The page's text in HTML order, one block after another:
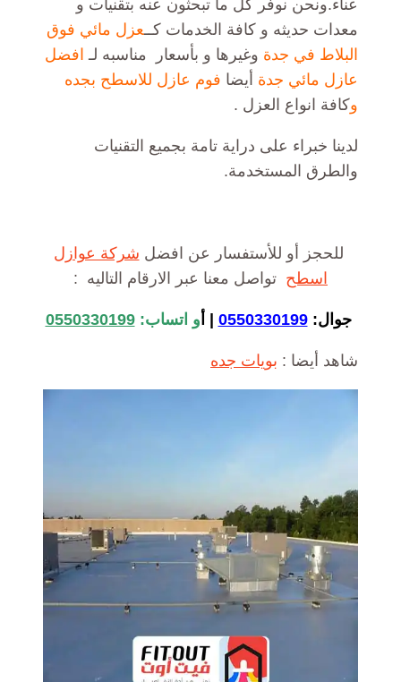
عناء.ونحن نوفر كل ما تبحثون عنه بتقنيات و
معدات حديثه و كافة الخدمات كــعزل مائي فوق
البلاط في جدة وغيرها و بأسعار مناسبه لـ افضل
عازل مائي جدة أيضا فوم عازل للاسطح بجده
وكافة انواع العزل .
لدينا خبراء على دراية تامة بجميع التقنيات
والطرق المستخدمة.
للحجز أو للأستفسار عن افضل شركة عوازل
اسطح تواصل معنا عبر الارقام التاليه :
جوال:0550330199
| أو اتساب:0550330199
شاهد أيضا : بويات جده